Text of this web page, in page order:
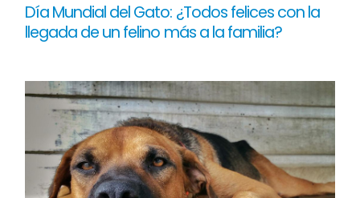
Día Mundial del Gato: ¿Todos felices con la
llegada de un felino más a la familia?